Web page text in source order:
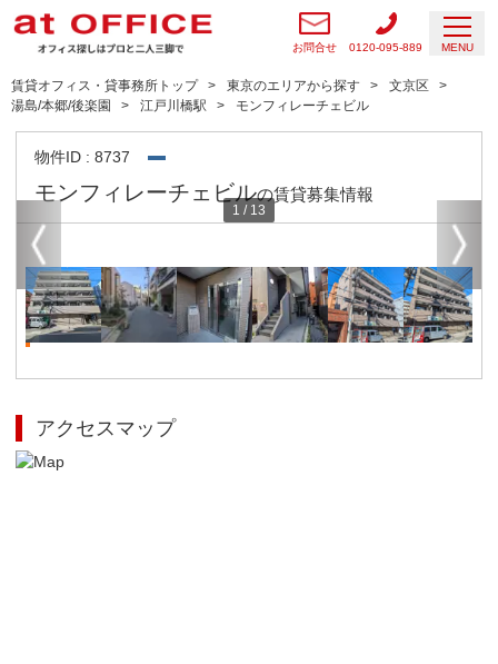
お問合せ 0120-095-889 MENU
賃貸オフィス・貸事務所トップ 東京のエリアから探す
文京区
湯島/本郷/後楽園
江戸川橋駅 モンフィレーチェビル
物件ID : 8737
モンフィレーチェビルの賃貸募集情報
1 / 13
アクセスマップ